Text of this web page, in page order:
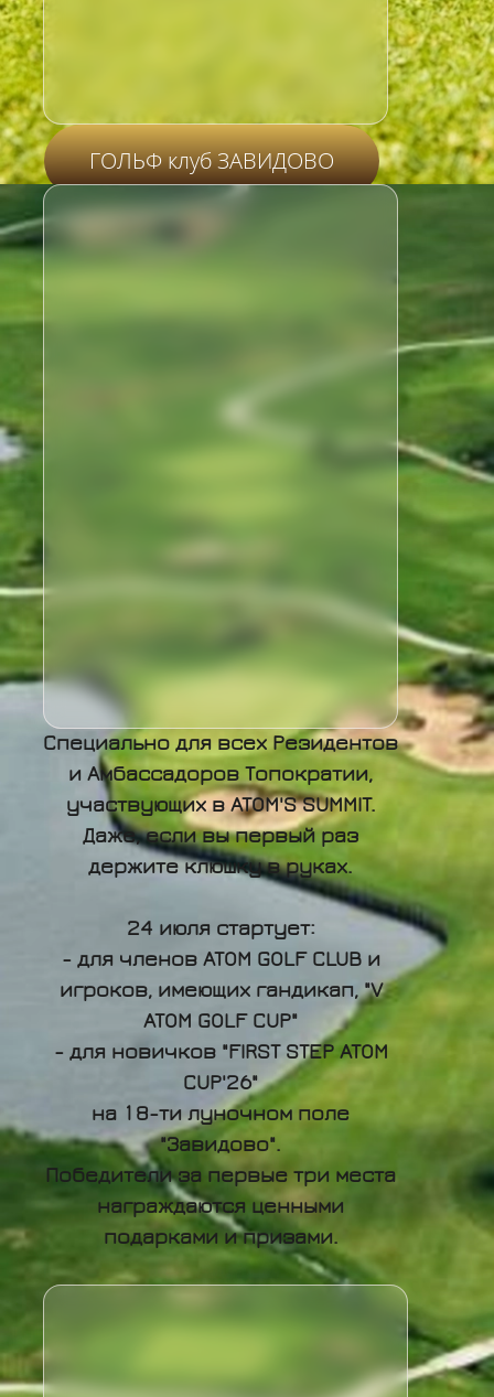
ГОЛЬФ клуб ЗАВИДОВО
DR. KURCH TOP MANAGEMENT
ACADEMY
программы трансформации в
АТОМе, становятся любителями и
профессионалами гольфа.
вид спорта, АТОМ уже
турниры "ATOM GOLF CUP"
и Кубок для новичков
Специально для всех Резидентов
и Амбассадоров Топократии,
участвующих в ATOM'S SUMMIT.
Даже, если вы первый раз
держите клюшку в руках.
24 июля стартует:
- для членов ATOM GOLF CLUB и
игроков, имеющих гандикап, "V
ATOM GOLF CUP"
- для новичков "FIRST STEP ATOM
CUP'26"
на 18-ти луночном поле
"Завидово".
Победители за первые три места
награждаются ценными
подарками и призами.